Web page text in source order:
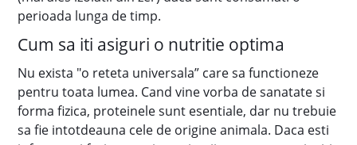
perioada lunga de timp.
Cum sa iti asiguri o nutritie optima
Nu exista "o reteta universala” care sa functioneze
pentru toata lumea. Cand vine vorba de sanatate si
forma fizica, proteinele sunt esentiale, dar nu trebuie
sa fie intotdeauna cele de origine animala. Daca esti